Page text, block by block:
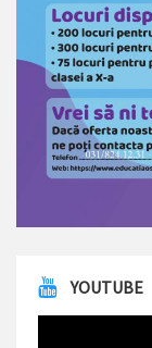
YOUTUBE